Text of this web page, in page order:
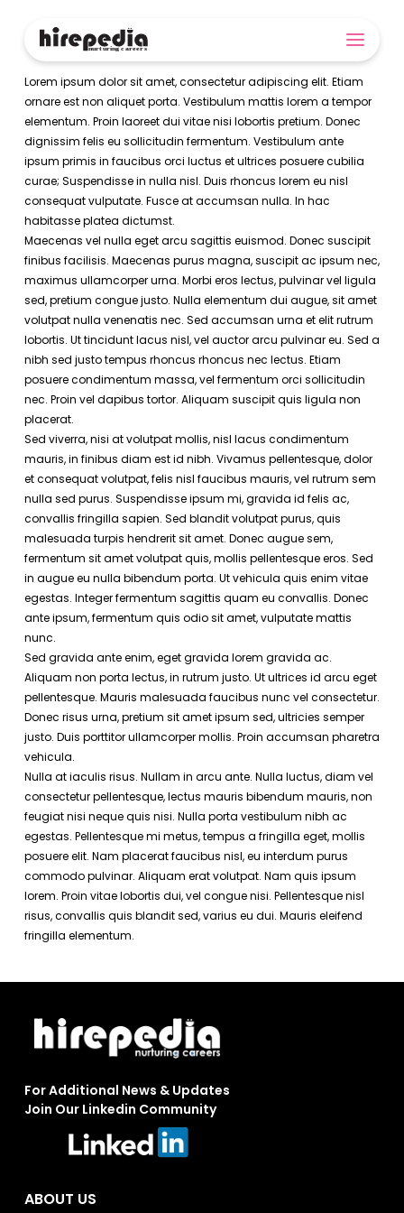
Lorem ipsum dolor sit amet, consectetur adipiscing elit. Etiam
ornare est non aliquet porta. Vestibulum mattis lorem a tempor
elementum. Proin laoreet dui vitae nisi lobortis pretium. Donec
dignissim felis eu sollicitudin fermentum. Vestibulum ante
ipsum primis in faucibus orci luctus et ultrices posuere cubilia
curae; Suspendisse in nulla nisl. Duis rhoncus lorem eu nisl
consequat vulputate. Fusce at accumsan nulla. In hac
habitasse platea dictumst.
Maecenas vel nulla eget arcu sagittis euismod. Donec suscipit
finibus facilisis. Maecenas purus magna, suscipit ac ipsum nec,
maximus ullamcorper urna. Morbi eros lectus, pulvinar vel ligula
sed, pretium congue justo. Nulla elementum dui augue, sit amet
volutpat nulla venenatis nec. Sed accumsan urna et elit rutrum
lobortis. Ut tincidunt lacus nisl, vel auctor arcu pulvinar eu. Sed a
nibh sed justo tempus rhoncus rhoncus nec lectus. Etiam
posuere condimentum massa, vel fermentum orci sollicitudin
nec. Proin vel dapibus tortor. Aliquam suscipit quis ligula non
placerat.
Sed viverra, nisi at volutpat mollis, nisl lacus condimentum
mauris, in finibus diam est id nibh. Vivamus pellentesque, dolor
et consequat volutpat, felis nisl faucibus mauris, vel rutrum sem
nulla sed purus. Suspendisse ipsum mi, gravida id felis ac,
convallis fringilla sapien. Sed blandit volutpat purus, quis
malesuada turpis hendrerit sit amet. Donec augue sem,
fermentum sit amet volutpat quis, mollis pellentesque eros. Sed
in augue eu nulla bibendum porta. Ut vehicula quis enim vitae
egestas. Integer fermentum sagittis quam eu convallis. Donec
ante ipsum, fermentum quis odio sit amet, vulputate mattis
nunc.
Sed gravida ante enim, eget gravida lorem gravida ac.
Aliquam non porta lectus, in rutrum justo. Ut ultrices id arcu eget
pellentesque. Mauris malesuada faucibus nunc vel consectetur.
Donec risus urna, pretium sit amet ipsum sed, ultricies semper
justo. Duis porttitor ullamcorper mollis. Proin accumsan pharetra
vehicula.
Nulla at iaculis risus. Nullam in arcu ante. Nulla luctus, diam vel
consectetur pellentesque, lectus mauris bibendum mauris, non
feugiat nisi neque quis nisi. Nulla porta vestibulum nibh ac
egestas. Pellentesque mi metus, tempus a fringilla eget, mollis
posuere elit. Nam placerat faucibus nisl, eu interdum purus
commodo pulvinar. Aliquam erat volutpat. Nam quis ipsum
lorem. Proin vitae lobortis dui, vel congue nisi. Pellentesque nisl
risus, convallis quis blandit sed, varius eu dui. Mauris eleifend
fringilla elementum.
For Additional News & Updates
Join Our Linkedin Community
ABOUT US